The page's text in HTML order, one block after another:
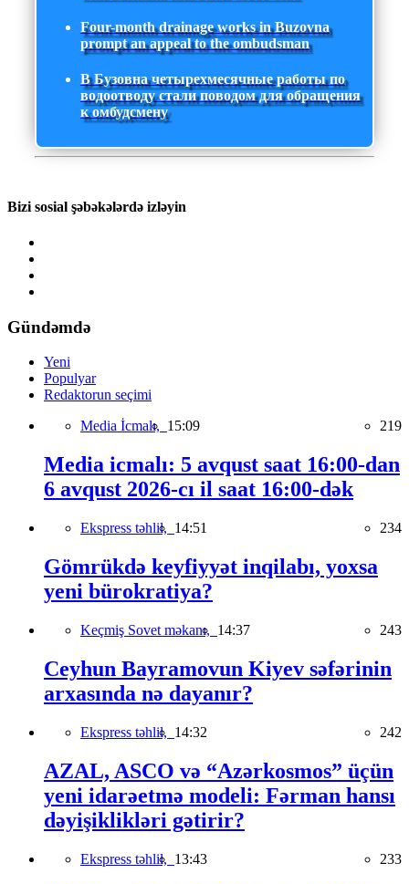
Four-month drainage works in Buzovna
prompt an appeal to the ombudsman
В Бузовна четырехмесячные работы по
водоотводу стали поводом для обращения
к омбудсмену
Bizi sosial şəbəkələrdə izləyin
Gündəmdə
Yeni
Populyar
Redaktorun seçimi
Media İcmalı, 15:09 219
Media icmalı: 5 avqust saat 16:00-dan
6 avqust 2026-cı il saat 16:00-dək
Ekspress təhlil, 14:51 234
Gömrükdə keyfiyyət inqilabı, yoxsa
yeni bürokratiya?
Keçmiş Sovet məkanı, 14:37 243
Ceyhun Bayramovun Kiyev səfərinin
arxasında nə dayanır?
Ekspress təhlil, 14:32 242
AZAL, ASCO və “Azərkosmos” üçün
yeni idarəetmə modeli: Fərman hansı
dəyişiklikləri gətirir?
Ekspress təhlil, 13:43 233